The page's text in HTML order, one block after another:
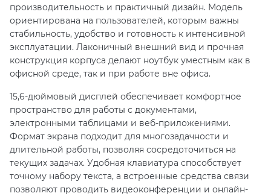
производительность и практичный дизайн. Модель
ориентирована на пользователей, которым важны
стабильность, удобство и готовность к интенсивной
эксплуатации. Лаконичный внешний вид и прочная
конструкция корпуса делают ноутбук уместным как в
офисной среде, так и при работе вне офиса.
15,6-дюймовый дисплей обеспечивает комфортное
пространство для работы с документами,
электронными таблицами и веб-приложениями.
Формат экрана подходит для многозадачности и
длительной работы, позволяя сосредоточиться на
текущих задачах. Удобная клавиатура способствует
точному набору текста, а встроенные средства связи
позволяют проводить видеоконференции и онлайн-